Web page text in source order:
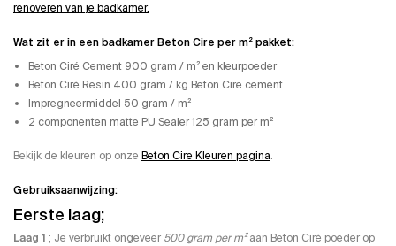
renoveren van je badkamer.
Wat zit er in een badkamer Beton Cire per m² pakket:
Beton Ciré Cement 900 gram / m² en kleurpoeder
Beton Ciré Resin 400 gram / kg Beton Cire cement
Impregneermiddel 50 gram / m²
2 componenten matte PU Sealer 125 gram per m²
Bekijk de kleuren op onze Beton Cire Kleuren pagina.
Gebruiksaanwijzing:
Eerste laag;
Laag 1 ; Je verbruikt ongeveer 500 gram per m²aan Beton Ciré poeder op